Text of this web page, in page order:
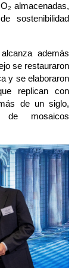
almacenadas,
sostenibilidad
además
se restauraron
y se elaboraron
replican con
de un siglo,
de mosaicos